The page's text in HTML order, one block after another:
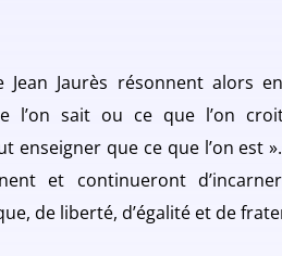
Jean Jaurès résonnent alors
l’on sait ou ce que l’on
enseigner que ce que l’on est
et continueront
de liberté, d’égalité et de